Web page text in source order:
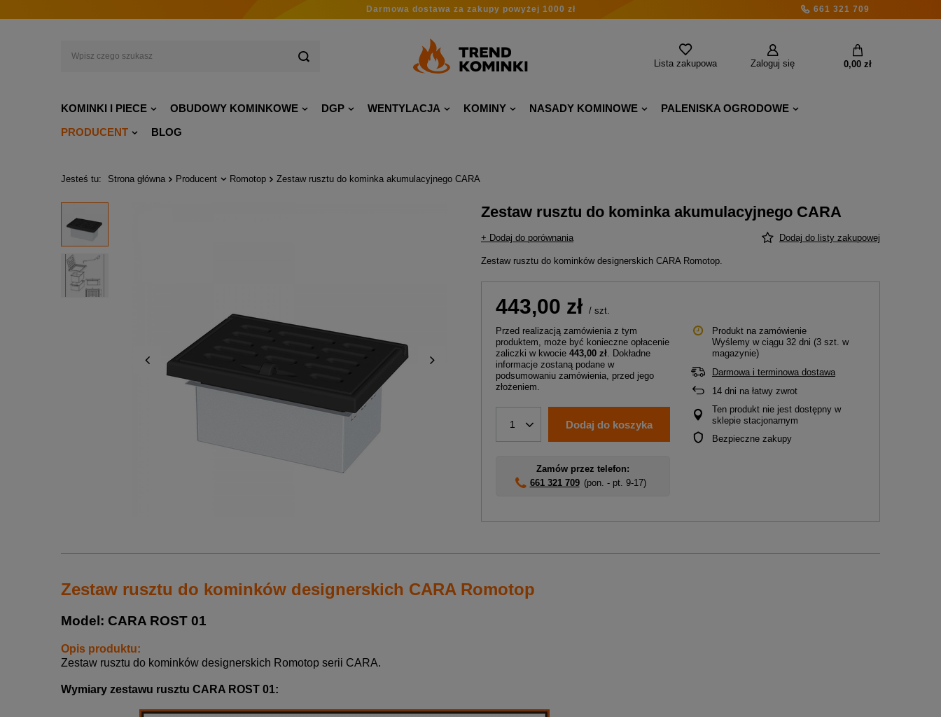
Darmowa dostawa za zakupy powyżej 1000 zł 661 321 709
Zaloguj się
Lista zakupowa 0,00 zł
KOMINKI I PIECE OBUDOWY KOMINKOWE DGP WENTYLACJA KOMINY NASADY KOMINOWE
PALENISKA OGRODOWE
PRODUCENT
BLOG
Jesteś tu: Strona główna Producent Romotop Zestaw rusztu do kominka akumulacyjnego CARA
Zestaw rusztu do kominka akumulacyjnego CARA
+ Dodaj do porównania Dodaj do listy zakupowej
Zestaw rusztu do kominków designerskich CARA Romotop.
443,00 zł / szt.
Przed realizacją zamówienia z tym
produktem, może być konieczne opłacenie
zaliczki w kwocie 443,00 zł. Dokładne
informacje zostaną podane w
podsumowaniu zamówienia, przed jego
złożeniem.
1 Dodaj do koszyka
Zamów przez telefon:
661 321 709 (pon. - pt. 9-17)
Produkt na zamówienie
Wyślemy w ciągu 32 dni (3 szt. w
magazynie)
Darmowa i terminowa dostawa
14 dni na łatwy zwrot
Ten produkt nie jest dostępny w
sklepie stacjonarnym
Bezpieczne zakupy
Zestaw rusztu do kominków designerskich CARA Romotop
Model: CARA ROST 01
Opis produktu:
Zestaw rusztu do kominków designerskich Romotop serii CARA.
Wymiary zestawu rusztu CARA ROST 01: